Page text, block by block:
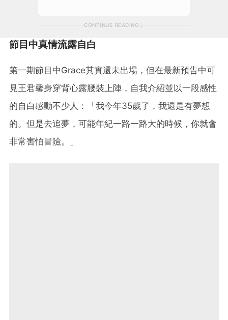
CONTINUE READING
節目中真情流露自白
第一期節目中Grace其實還未出場，但在最新預告中可
見王君馨身穿背心露腰裝上陣，自我介紹並以一段感性
的自白感動不少人：「我今年35歲了，我還是有夢想
的。但是去追夢，可能年紀一路一路大的時候，你就會
非常害怕冒險。」